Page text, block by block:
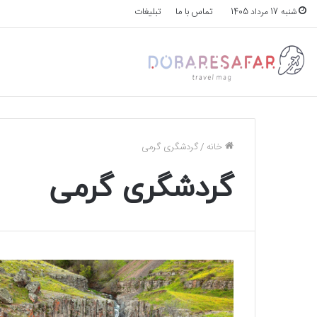
شنبه 17 مرداد 1405 تماس با ما تبلیغات
خانه /گردشگری گرمی
گردشگری گرمی